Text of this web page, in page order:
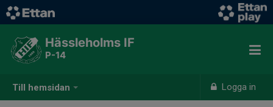
Till hemsidan Logga in
Hässleholms IF
P-14